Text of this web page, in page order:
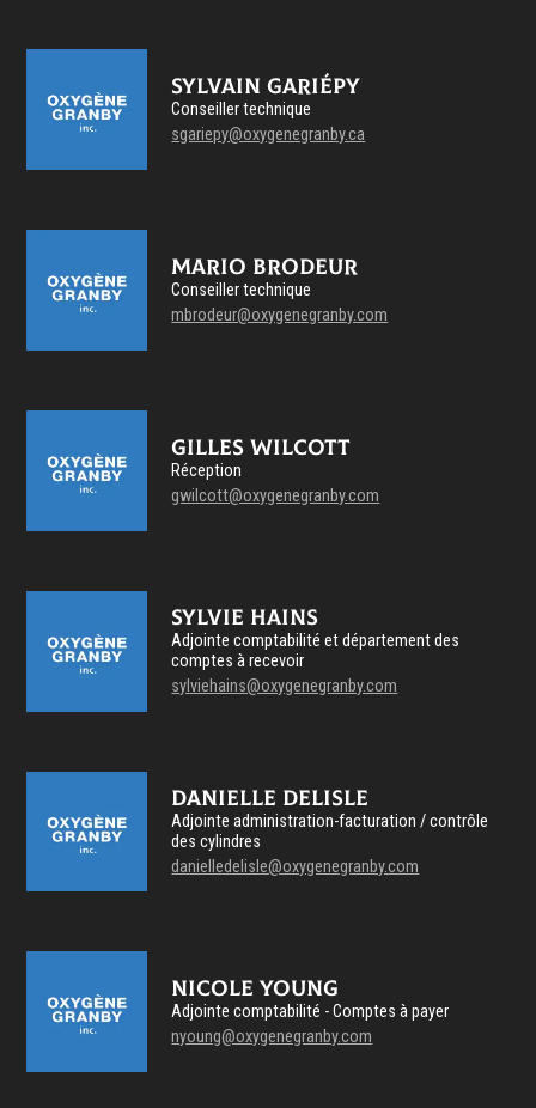
Sylvain Gariépy
Conseiller technique
sgariepy@oxygenegranby.ca
Mario Brodeur
Conseiller technique
mbrodeur@oxygenegranby.com
Gilles Wilcott
Réception
gwilcott@oxygenegranby.com
Sylvie Hains
Adjointe comptabilité et département des
comptes à recevoir
sylviehains@oxygenegranby.com
Danielle Delisle
Adjointe administration-facturation / contrôle
des cylindres
danielledelisle@oxygenegranby.com
Nicole Young
Adjointe comptabilité - Comptes à payer
nyoung@oxygenegranby.com